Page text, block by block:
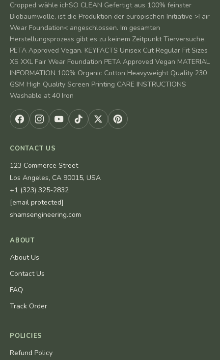
Cropped wähle ichSO CLEAN Gefertigt aus 100% feinster
Biobaumwolle, ist die Produktion der europischen Initiative >Fair
Wear Foundation< angeschlossen. Im gesamten
Herstellungsprozess gibt es zu keinem Zeitpunkt Tierversuche,
PETA Approved Vegan. KEYFACTS Unisex Cut Regular Fit Sizes
XS XXL Fair Wear Foundation PETA Approved Vegan MATERIAL
INFORMATION 100% Organic Cotton Heavyweight Quality 230
GSM High Quality Screen Printing CARE INSTRUCTIONS
Washable at 40 Iron
CONTACT US
123 Commerce Street
Los Angeles, CA 90015, USA
+1 (323) 325-2832
[email protected]
shamsengineering.com
ABOUT
About Us
Contact Us
FAQ
Track Order
POLICIES
Refund Policy